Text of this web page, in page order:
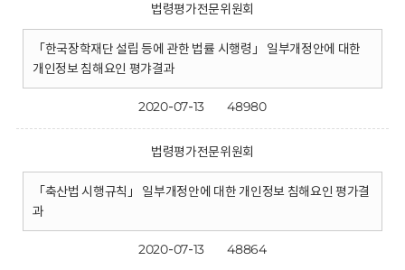
법령평가전문위원회
「한국장학재단 설립 등에 관한 법률 시행령」 일부개정안에 대한
개인정보 침해요인 평갸결과
2020-07-13 48980
법령평가전문위원회
「축산법 시행규칙」 일부개정안에 대한 개인정보 침해요인 평가결
과
2020-07-13 48864